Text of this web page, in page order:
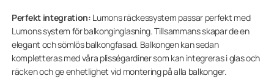
Perfekt integration: Lumons räckessystem passar perfekt med
Lumons system för balkonginglasning. Tillsammans skapar de en
elegant och sömlös balkongfasad. Balkongen kan sedan
kompletteras med våra plisségardiner som kan integreras i glas och
räcken och ge enhetlighet vid montering på alla balkonger.